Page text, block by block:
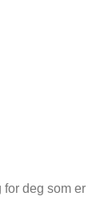
deg som er